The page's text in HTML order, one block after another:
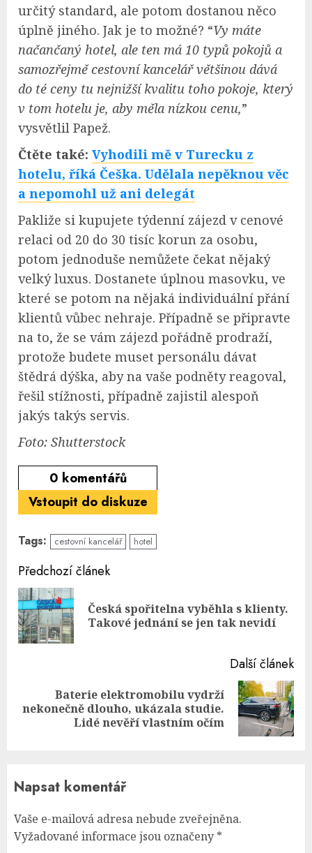
určitý standard, ale potom dostanou něco
úplně jiného. Jak je to možné? “Vy máte
načančaný hotel, ale ten má 10 typů pokojů a
samozřejmě cestovní kancelář většinou dává
do té ceny tu nejnižší kvalitu toho pokoje, který
v tom hotelu je, aby měla nízkou cenu,”
vysvětlil Papež.
Čtěte také: Vyhodili mě v Turecku z
hotelu, říká Češka. Udělala nepěknou věc
a nepomohl už ani delegát
Pakliže si kupujete týdenní zájezd v cenové
relaci od 20 do 30 tisíc korun za osobu,
potom jednoduše nemůžete čekat nějaký
velký luxus. Dostanete úplnou masovku, ve
které se potom na nějaká individuální přání
klientů vůbec nehraje. Případně se připravte
na to, že se vám zájezd pořádně prodraží,
protože budete muset personálu dávat
štědrá dýška, aby na vaše podněty reagoval,
řešil stížnosti, případně zajistil alespoň
jakýs takýs servis.
Foto: Shutterstock
0 komentářů
Vstoupit do diskuze
Tags: cestovní kancelář hotel
Continue
Reading
Předchozí článek
Česká spořitelna vyběhla s klienty.
Takové jednání se jen tak nevidí
Další článek
Next
Baterie elektromobilu vydrží
nekonečně dlouho, ukázala studie.
Lidé nevěří vlastním očím
Napsat komentář
Vaše e-mailová adresa nebude zveřejněna.
Vyžadované informace jsou označeny *